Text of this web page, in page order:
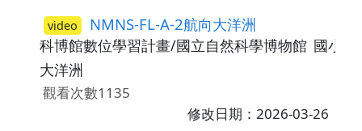
video NMNS-FL-A-2航向大洋洲
科博館數位學習計畫/國立自然科學博物館 國小5-
大洋洲
觀看次數1135
修改日期：2026-03-26